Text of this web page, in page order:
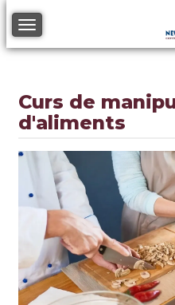
Toggle navigation
Curs de
d'aliments